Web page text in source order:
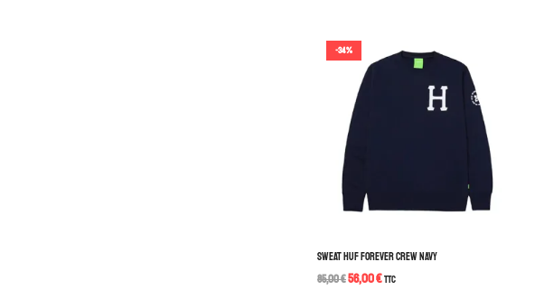
-34%
SWEAT HUF FOREVER CREW NAVY
85,00€56,00€TTC